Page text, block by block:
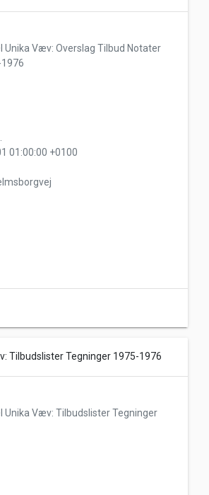
Unika Væv: Overslag Tilbud Notater
01:00:00 +0100
Tilbudslister Tegninger 1975-1976
Unika Væv: Tilbudslister Tegninger